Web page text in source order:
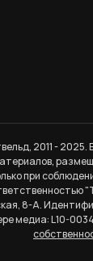
2011 - 2025.
при
8-А.
медиа: L10-